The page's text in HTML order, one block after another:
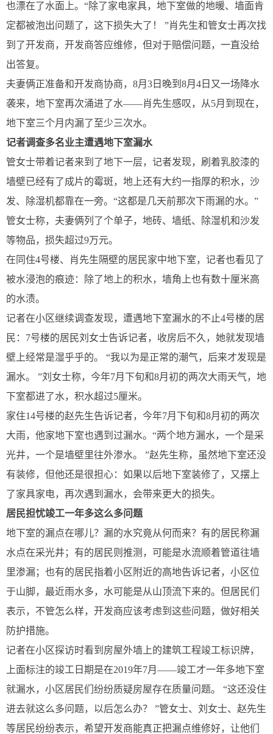
也漂在了水面上。“除了家电家具，地下室做的地暖、墙面肯
定都被泡出问题了，这下损失大了！ ”肖先生和管女士再次找
到了开发商，开发商答应维修，但对于赔偿问题，一直没给
出答复。
夫妻俩正准备和开发商协商，8月3日晚到8月4日又一场降水
袭来，地下室再次涌进了水——肖先生感叹，从5月到现在，
地下室三个月内漏了至少三次水。
记者调查多名业主遭遇地下室漏水
管女士带着记者来到了地下一层，记者发现，刷着乳胶漆的
墙壁已经有了成片的霉斑，地上还有大约一指厚的积水，沙
发、除湿机都靠在一旁。“这都是几天前那次下雨漏的水。”
管女士称，夫妻俩列了个单子，地砖、墙纸、除湿机和沙发
等物品，损失超过9万元。
在同住4号楼、肖先生隔壁的居民家中地下室，记者也看见了
被水浸泡的痕迹：除了地上的积水，墙角上也有数十厘米高
的水渍。
记者在小区继续调查发现，遭遇地下室漏水的不止4号楼的居
民：7号楼的居民刘女士告诉记者，收房后不久，她就发现墙
壁上经常是湿乎乎的。 “我以为是正常的潮气，后来才发现是
漏水。 ”刘女士称，今年7月下旬和8月初的两次大雨天气，地
下室都进了水，积水超过5厘米。
家住14号楼的赵先生告诉记者，今年7月下旬和8月初的两次
大雨，他家地下室也遇到过漏水。“两个地方漏水，一个是采
光井，一个是墙壁里往外渗水。 ”赵先生称，虽然地下室还没
有装修，但他还是很担心：如果以后地下室装修了，又摆上
了家具家电，再次遇到漏水，会带来更大的损失。
居民担忧竣工一年多这么多问题
地下室的漏点在哪儿？漏的水究竟从何而来？有的居民称漏
水点在采光井；有的居民则推测，可能是水流顺着管道往墙
里渗漏；也有的居民指着小区附近的高地告诉记者，小区位
于山脚，最近雨水多，水可能是从山顶流下来的。但居民们
表示，不管怎么样，开发商应该考虑到这些问题，做好相关
防护措施。
记者在小区探访时看到房屋外墙上的建筑工程竣工标识牌，
上面标注的竣工日期是在2019年7月——竣工才一年多地下室
就漏水，小区居民们纷纷质疑房屋存在质量问题。 “这还没住
进去就这么多问题，以后怎么办？ ”管女士、刘女士、赵先生
等居民纷纷表示，希望开发商能真正把漏点维修好，让他们